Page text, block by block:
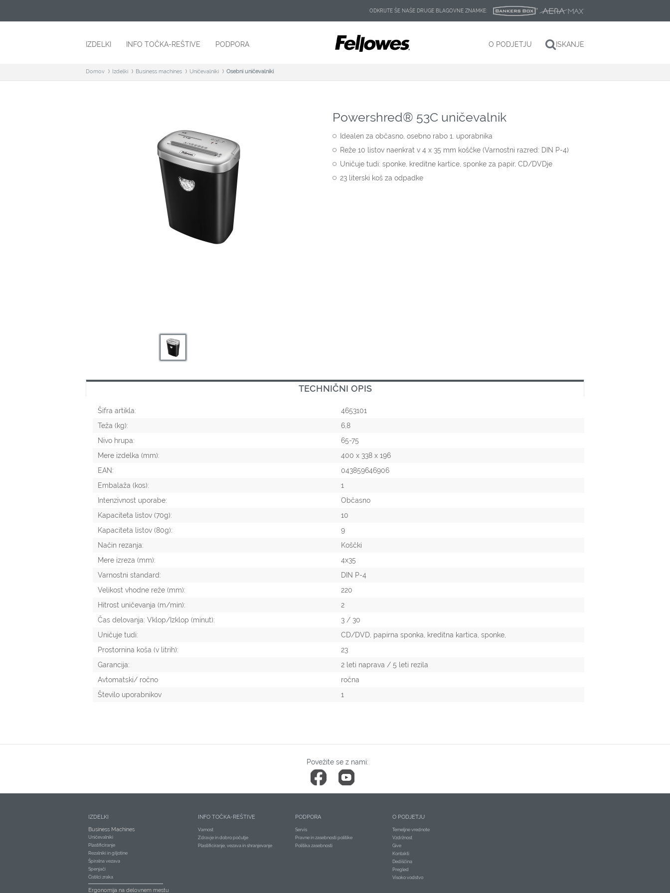
ODKRIJTE ŠE NAŠE DRUGE BLAGOVNE ZNAMKE:
IZDELKI INFO TOČKA-REŠTIVE PODPORA ISKANJE
O PODJETJU
Domov Izdelki Business machines Uničevalniki Osebni uničevalniki
Powershred® 53C uničevalnik
Idealen za občasno, osebno rabo 1. uporabnika
Reže 10 listov naenkrat v 4 x 35 mm koščke (Varnostni razred: DIN P-4)
Uničuje tudi: sponke, kreditne kartice, sponke za papir, CD/DVDje
23 literski koš za odpadke
TECHNIČNI OPIS
Šifra artikla:
4653101
Teža (kg):
6,8
Nivo hrupa:
65-75
Mere izdelka (mm):
400 x 338 x 196
EAN:
043859646906
Embalaža (kos):
1
Intenzivnost uporabe:
Občasno
Kapaciteta listov (70g):
10
Kapaciteta listov (80g):
9
Način rezanja:
Koščki
Mere izreza (mm):
4x35
Varnostni standard:
DIN P-4
Velikost vhodne reže (mm):
220
Hitrost uničevanja (m/min):
2
Čas delovanja: Vklop/Izklop (minut):
3 / 30
Uničuje tudi:
CD/DVD, papirna sponka, kreditna kartica, sponke,
Prostornina koša (v litrih):
23
Garancija:
2 leti naprava / 5 leti rezila
Avtomatski/ ročno
ročna
Število uporabnikov
1
Povežite se z nami:
IZDELKI
Business Machines
Uničevalniki
Plastificiranje
Rezalniki in giljotine
Špiralna vezava
Spenjači
Čistilci zraka
Ergonomija na delovnem mestu
INFO TOČKA-REŠTIVE
Varnost
Zdravje in dobro počutje
Plastificiranje, vezava in shranjevanje
PODPORA
Servis
Pravne in zasebnosti politike
Politika zasebnosti
O PODJETJU
Temeljne vrednote
Vzdržnost
Give
Kontakti
Dediščina
Pregled
Visoko vodstvo